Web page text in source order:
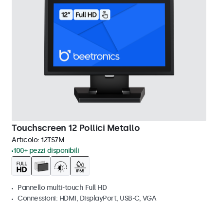
Touchscreen 12 Pollici Metallo
Articolo: 12TS7M
100+ pezzi disponibili
Pannello multi-touch Full HD
Connessioni: HDMI, DisplayPort, USB-C, VGA